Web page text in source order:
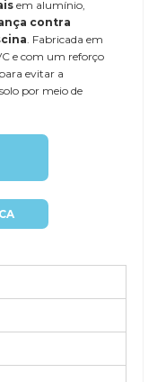
em alumínio,
contra
. Fabricada em
e com um reforço
evitar a
por meio de